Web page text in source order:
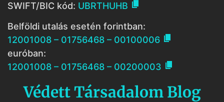
SWIFT/BIC kód: UBRTHUHB 
Belföldi utalás esetén forintban:
12001008 – 01756468 – 00100006 
euróban:
12001008 – 01756468 – 00200003 
Védett Társadalom Blog